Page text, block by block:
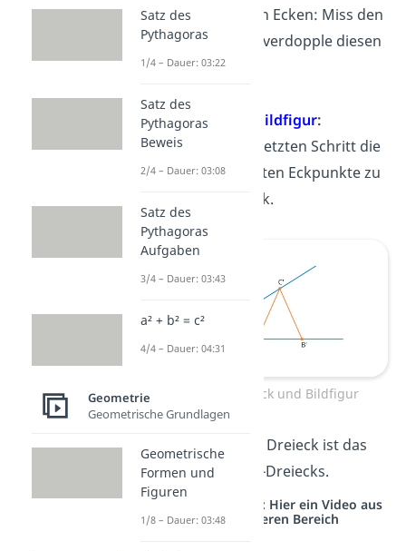
dann mit allen Ecken: Miss den
Abstand und verdopple diesen
dann.
Zeichne die Bildfigur:
Verbinde als letzten Schritt die
neu bestimmten Eckpunkte zu
einem Dreieck.
Original-Dreieck und Bildfigur
Das entstandene Dreieck ist das
Bilddes Original-Dreiecks.
Studyflix vernetzt: Hier ein Video aus
einem anderen Bereich
Satz des
Pythagoras
1/4 – Dauer: 03:22
Satz des
Pythagoras
Beweis
2/4 – Dauer: 03:08
Satz des
Pythagoras
Aufgaben
3/4 – Dauer: 03:43
a² + b² = c²
4/4 – Dauer: 04:31
Geometrie
Geometrische Grundlagen
Geometrische
Formen und
Figuren
1/8 – Dauer: 03:48